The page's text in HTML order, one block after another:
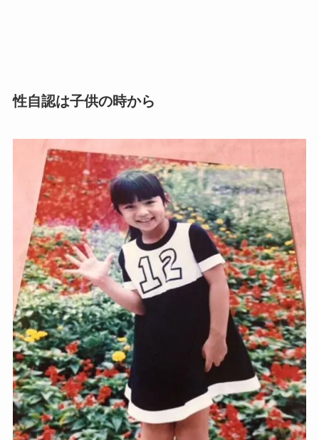
性自認は子供の時から